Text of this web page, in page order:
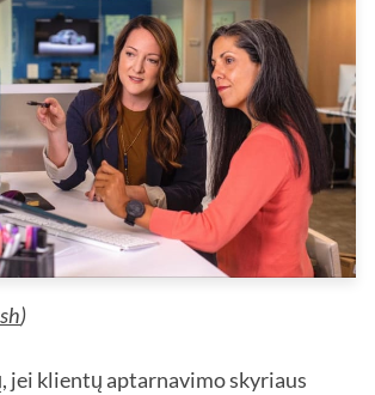
)
jei klientų aptarnavimo skyriaus